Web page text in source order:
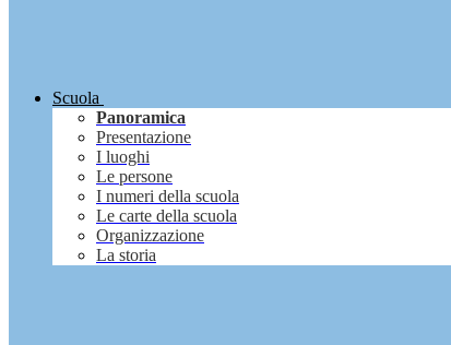
Scuola
Panoramica
Presentazione
I luoghi
Le persone
I numeri della scuola
Le carte della scuola
Organizzazione
La storia